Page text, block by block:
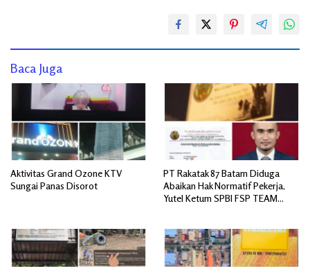
Baca Juga
Aktivitas Grand Ozone KTV
Sungai Panas Disorot
PT Rakatak 87 Batam Diduga
Abaikan Hak Normatif Pekerja,
Yutel Ketum SPBI FSP TEAM